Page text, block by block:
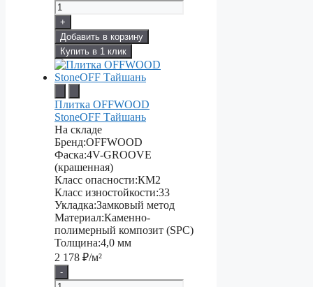
+
Добавить в корзину
Купить в 1 клик
Плитка OFFWOOD
StoneOFF Тайшань
На складе
Бренд:OFFWOOD
Фаска:4V-GROOVE
(крашенная)
Класс опасности:КМ2
Класс изностойкости:33
Укладка:Замковый метод
Материал:Каменно-
полимерный композит (SPC)
Толщина:4,0 мм
2 178 ₽/м²
-